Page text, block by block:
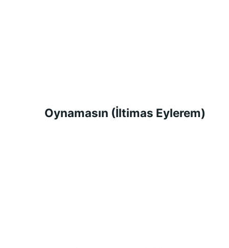
Oynamasın (İltimas Eylerem)